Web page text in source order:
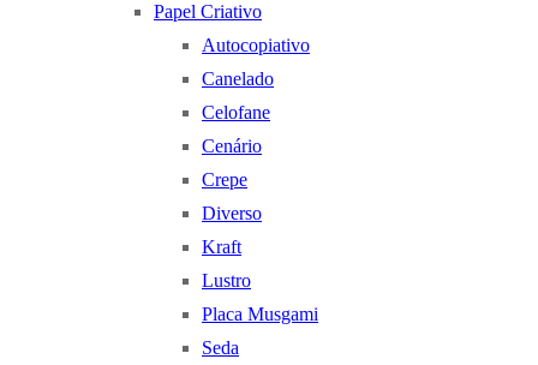
Papel Criativo
Autocopiativo
Canelado
Celofane
Cenário
Crepe
Diverso
Kraft
Lustro
Placa Musgami
Seda